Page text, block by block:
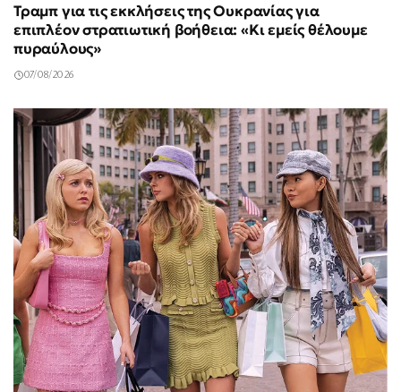
Τραμπ για τις εκκλήσεις της Ουκρανίας για
επιπλέον στρατιωτική βοήθεια: «Κι εμείς θέλουμε
πυραύλους»
07/08/2026